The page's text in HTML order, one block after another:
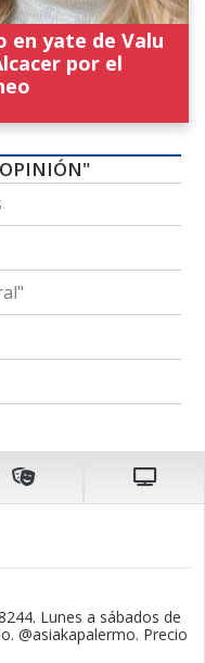
en yate de Valu
por el
Lunes a sábados de
@asiakapalermo. Precio